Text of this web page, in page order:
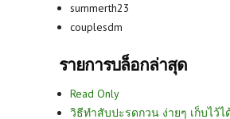
summerth23
couplesdm
รายการบล็อกล่าสุด
Read Only
วิธีทำสับปะรดกวน ง่ายๆ เก็บไว้